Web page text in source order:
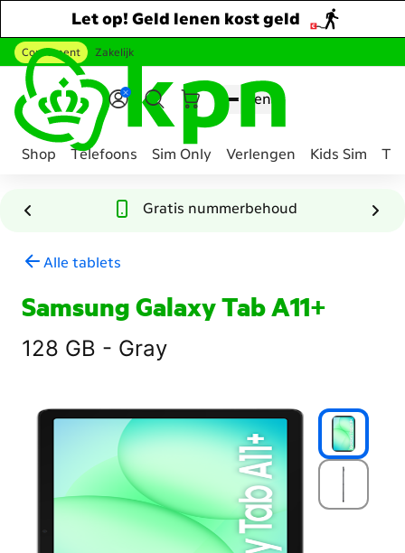
Ga naar hoofdinhoud
Consument Zakelijk
Menu
Shop Telefoons Sim Only Verlengen Kids Sim
naar
samenstellen
Let op! Geld lenen kost geld
Gratis nummerbehoud
Alle tablets
Samsung Galaxy Tab A11+
128 GB - Gray